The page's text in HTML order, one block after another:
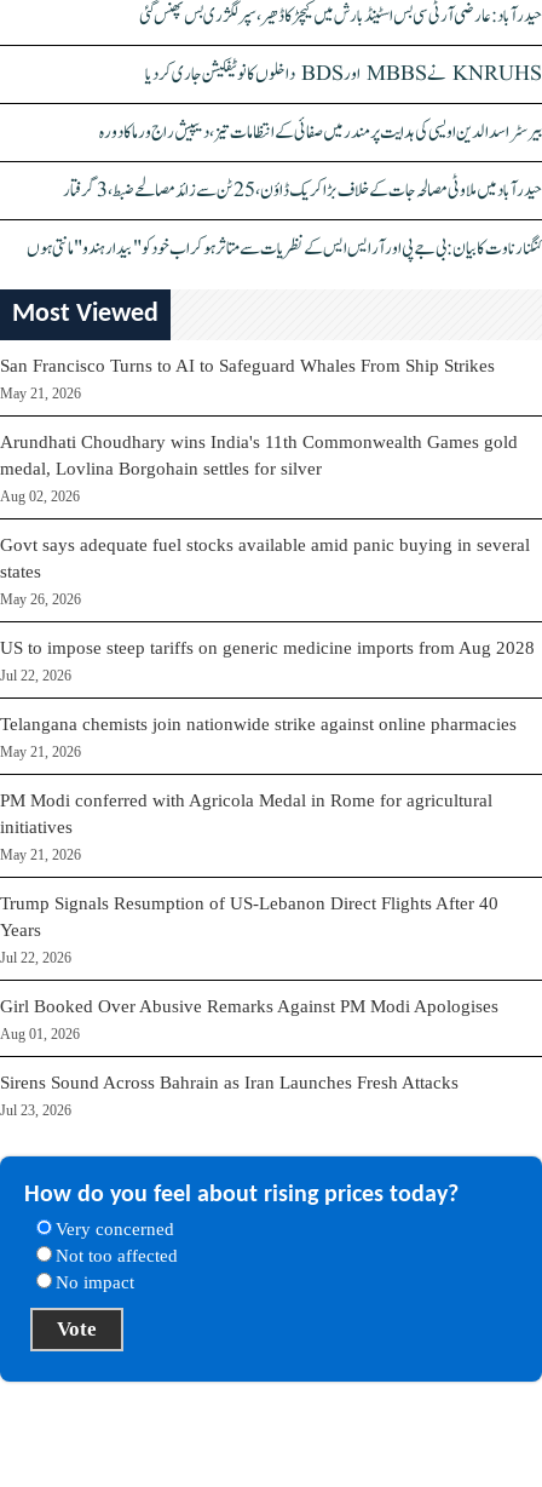
حیدرآباد: عارضی آر ٹی سی بس اسٹینڈ بارش میں کیچڑ کا ڈھیر، سپر لگژری بس پھنس گئی
KNRUHS نے MBBS اور BDS داخلوں کا نوٹیفکیشن جاری کر دیا
بیرسٹر اسدالدین اویسی کی ہدایت پر مندر میں صفائی کے انتظامات تیز، دیپیش راج ورما کا دورہ
حیدرآباد میں ملاوٹی مصالحہ جات کے خلاف بڑا کریک ڈاؤن، 25 ٹن سے زائد مصالحے ضبط، 3 گرفتار
کنگنا رناوت کا بیان: بی جے پی اور آر ایس ایس کے نظریات سے متاثر ہو کر اب خود کو "بیدار ہندو" مانتی ہوں
Most Viewed
San Francisco Turns to AI to Safeguard Whales From Ship Strikes
May 21, 2026
Arundhati Choudhary wins India's 11th Commonwealth Games gold
medal, Lovlina Borgohain settles for silver
Aug 02, 2026
Govt says adequate fuel stocks available amid panic buying in several
states
May 26, 2026
US to impose steep tariffs on generic medicine imports from Aug 2028
Jul 22, 2026
Telangana chemists join nationwide strike against online pharmacies
May 21, 2026
PM Modi conferred with Agricola Medal in Rome for agricultural
initiatives
May 21, 2026
Trump Signals Resumption of US-Lebanon Direct Flights After 40
Years
Jul 22, 2026
Girl Booked Over Abusive Remarks Against PM Modi Apologises
Aug 01, 2026
Sirens Sound Across Bahrain as Iran Launches Fresh Attacks
Jul 23, 2026
How do you feel about rising prices today?
Very concerned
Not too affected
No impact